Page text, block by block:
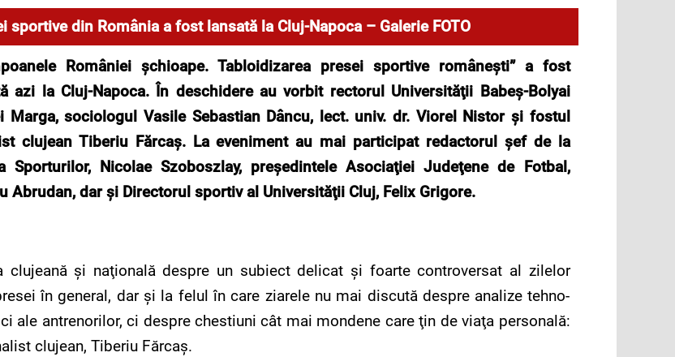
din România a fost lansată la Cluj-Napoca – Galerie FOTO
României şchioape. Tabloidizarea presei sportive româneşti” a fost
azi la Cluj-Napoca. În deschidere au vorbit rectorul Universităţii Babeş-Bolyai
Marga, sociologul Vasile Sebastian Dâncu, lect. univ. dr. Viorel Nistor și fostul
clujean Tiberiu Fărcaş. La eveniment au mai participat redactorul şef de la
Sporturilor, Nicolae Szoboszlay, preşedintele Asociaţiei Judeţene de Fotbal,
Abrudan, darși Directorul sportiv al Universităţii Cluj, Felix Grigore.
clujeană şi naţională despre un subiect delicat şi foarte controversat al zilelor
în general, dar şi la felul în care ziarele nu mai discută despre analize tehno-
ale antrenorilor, ci despre chestiuni cât mai mondene care ţin de viaţa personală:
clujean, Tiberiu Fărcaş.